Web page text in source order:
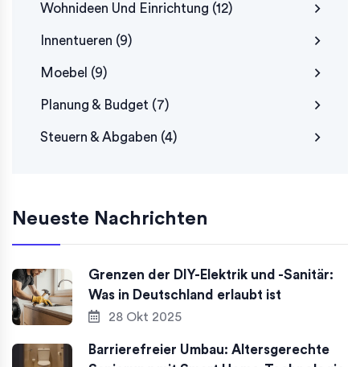
Wohnideen Und Einrichtung (12)
Innentueren (9)
Moebel (9)
Planung & Budget (7)
Steuern & Abgaben (4)
Neueste Nachrichten
Grenzen der DIY-Elektrik und -Sanitär:
Was in Deutschland erlaubt ist
28 Okt 2025
Barrierefreier Umbau: Altersgerechte